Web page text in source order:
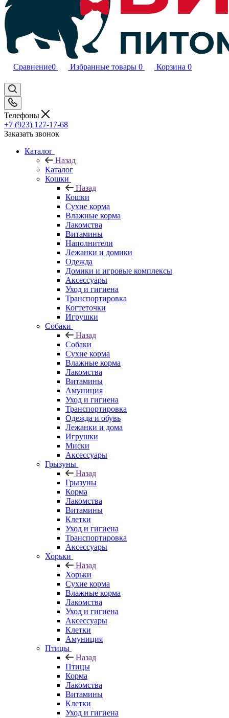
Сравнение0 Избранные товары 0 Корзина 0
Телефоны
+7 (923) 127-17-68
Заказать звонок
Каталог
Назад
Каталог
Кошки
Назад
Кошки
Сухие корма
Влажные корма
Лакомства
Витамины
Наполнители
Лежанки и домики
Одежда
Домики и игровые комплексы
Аксессуары
Уход и гигиена
Транспортировка
Когтеточки
Игрушки
Собаки
Назад
Собаки
Сухие корма
Влажные корма
Лакомства
Витамины
Амуниция
Уход и гигиена
Транспортировка
Одежда и обувь
Лежанки и дома
Игрушки
Миски
Аксессуары
Грызуны
Назад
Грызуны
Корма
Лакомства
Витамины
Клетки
Уход и гигиена
Транспортировка
Аксессуары
Хорьки
Назад
Хорьки
Сухие корма
Влажные корма
Лакомства
Уход и гигиена
Аксессуары
Клетки
Амуниция
Птицы
Назад
Птицы
Корма
Лакомства
Витамины
Клетки
Уход и гигиена